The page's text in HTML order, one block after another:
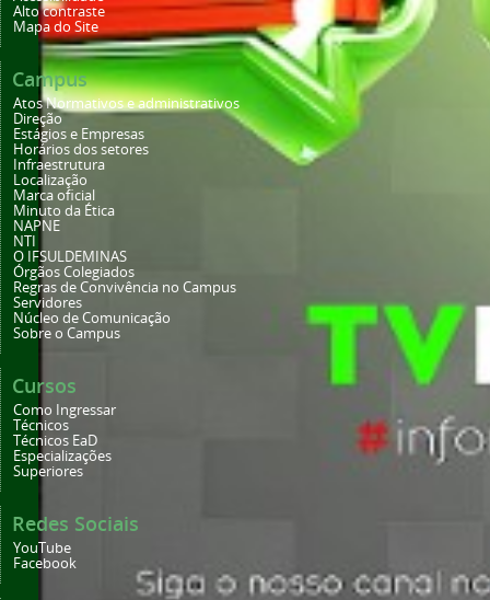
Alto contraste
Mapa do Site
Campus
Atos Normativos e administrativos
Direção
Estágios e Empresas
Horários dos setores
Infraestrutura
Localização
Marca oficial
Minuto da Ética
NAPNE
NTI
O IFSULDEMINAS
Órgãos Colegiados
Regras de Convivência no Campus
Servidores
Núcleo de Comunicação
Sobre o Campus
Cursos
Como Ingressar
Técnicos
Técnicos EaD
Especializações
Superiores
Redes Sociais
YouTube
Facebook